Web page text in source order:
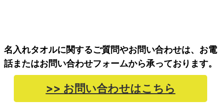
名入れタオルに関するご質問やお問い合わせは、お電
話またはお問い合わせフォームから承っております。
>> お問い合わせはこちら